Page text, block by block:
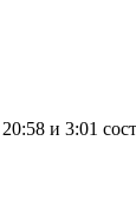
и 3:01